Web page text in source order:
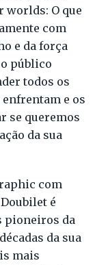
worlds: O que
com
e da força
público
todos os
enfrentam e os
se queremos
da sua
com
é
pioneiros da
da sua
mais